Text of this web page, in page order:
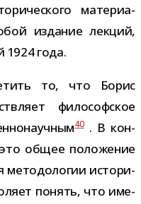
мате­ри­а­
изда­ние лек­ций,
1924 года.
то, что Борис
фило­соф­ское
40. В кон­
общее поло­же­ние
мето­до­ло­гии исто­ри­
понять, что име­